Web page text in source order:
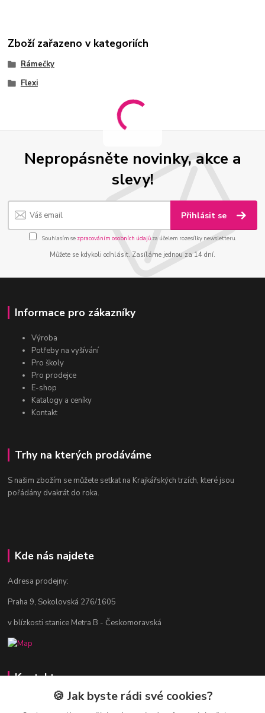
Zboží zařazeno v kategoriích
Rámečky
Flexi
Nepropásněte novinky, akce a
slevy!
Přihlásit se
Souhlasím se zpracováním osobních údajůza účelem rozesílky newsletteru.
Můžete se kdykoli odhlásit. Zasíláme jednou za 14 dní.
Informace pro zákazníky
Výroba
Potřeby na vyšívání
Pro školy
Pro prodejce
E-shop
Katalogy a ceníky
Kontakt
Trhy na kterých prodáváme
S našim zbožím se můžete setkat na Krajkářských trzích, které jsou
pořádány dvakrát do roka.
Kde nás najdete
Adresa prodejny:
Praha 9, Sokolovská 276/1605
v blízkosti stanice Metra B - Českomoravská
Kontakty
Jitka Vlasáková
🍪 Jak byste rádi své cookies?